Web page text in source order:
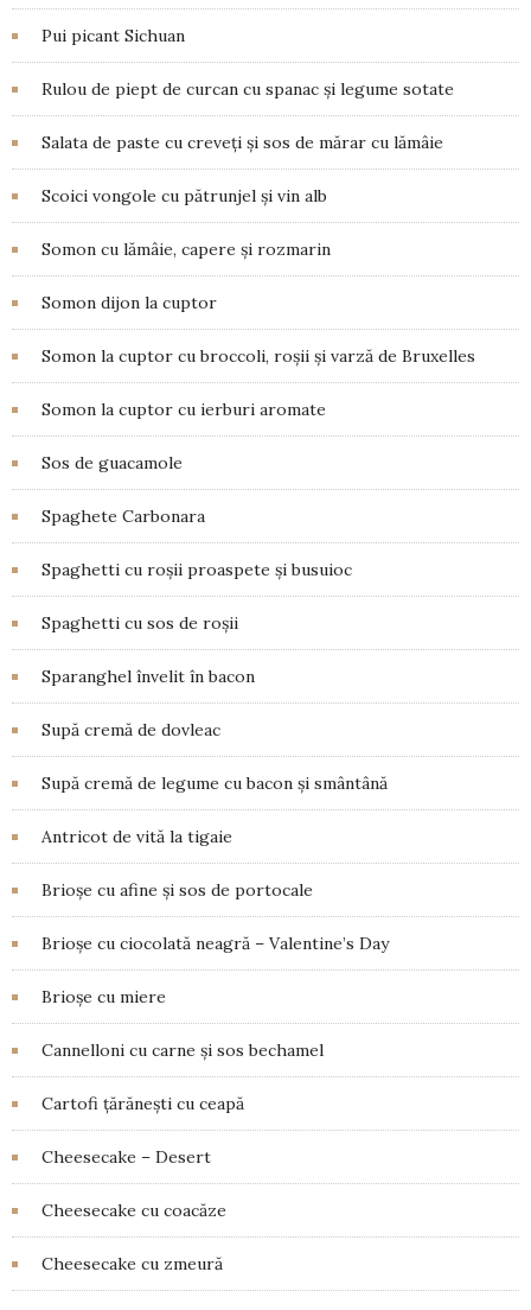
Pui picant Sichuan
Rulou de piept de curcan cu spanac și legume sotate
Salata de paste cu creveți și sos de mărar cu lămâie
Scoici vongole cu pătrunjel și vin alb
Somon cu lămâie, capere și rozmarin
Somon dijon la cuptor
Somon la cuptor cu broccoli, roșii și varză de Bruxelles
Somon la cuptor cu ierburi aromate
Sos de guacamole
Spaghete Carbonara
Spaghetti cu roșii proaspete și busuioc
Spaghetti cu sos de roșii
Sparanghel învelit în bacon
Supă cremă de dovleac
Supă cremă de legume cu bacon și smântână
Antricot de vită la tigaie
Brioșe cu afine și sos de portocale
Brioșe cu ciocolată neagră – Valentine’s Day
Brioșe cu miere
Cannelloni cu carne și sos bechamel
Cartofi țărănești cu ceapă
Cheesecake – Desert
Cheesecake cu coacăze
Cheesecake cu zmeură